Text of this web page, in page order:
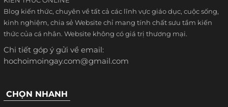
Blog kiến thức, chuyên về tất cả các lĩnh vực giáo dục, cuộc sống,
kinh nghiệm, chia sẻ Website chỉ mang tính chất sưu tầm kiến
thức của cá nhân. Website không có giá trị thương mại.
Chi tiết góp ý gửi về email:
hochoimoingay.com@gmail.com
CHỌN NHANH